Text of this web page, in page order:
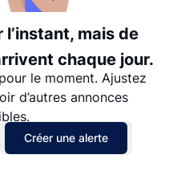
mais de
chaque jour.
le moment. Ajustez
d’autres annonces
Créer une alerte